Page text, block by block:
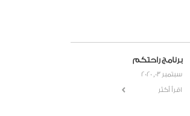
برنامج راحتكم
سبتمبر 03, 2020
اقرأ أكثر